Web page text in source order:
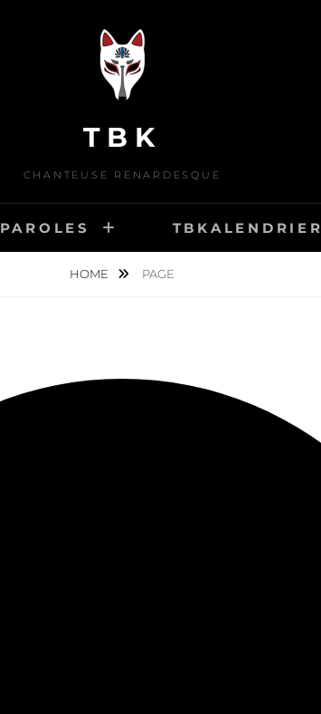
TBK
CHANTEUSE RENARDESQUE
PAROLES TBKALENDRIER
HOME PAGE